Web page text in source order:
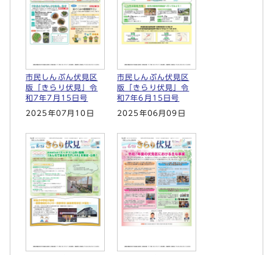
市民しんぶん伏見区
版「きらり伏見」令
和7年7月15日号
2025年07月10日
市民しんぶん伏見区
版「きらり伏見」令
和7年6月15日号
2025年06月09日